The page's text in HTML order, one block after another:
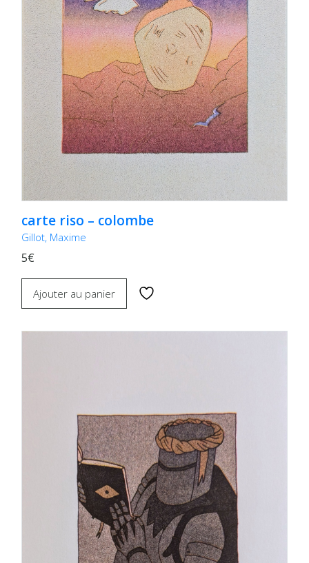
carte riso – colombe
Gillot, Maxime
5€
Ajouter au panier